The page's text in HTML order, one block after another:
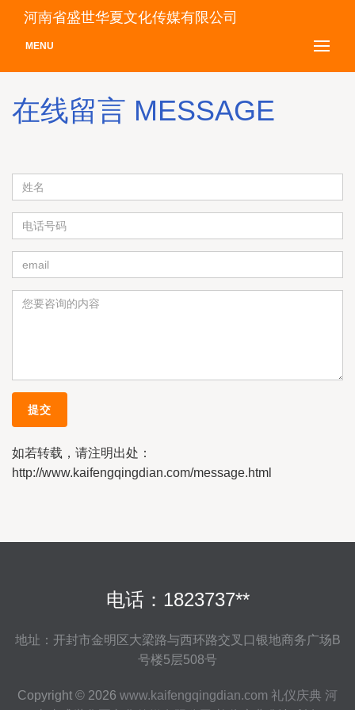
河南省盛世华夏文化传媒有限公司
MENU
在线留言 MESSAGE
如若转载，请注明出处：
http://www.kaifengqingdian.com/message.html
电话：1823737**
地址：开封市金明区大梁路与西环路交叉口银地商务广场B
号楼5层508号
Copyright © 2026 www.kaifengqingdian.com 礼仪庆典 河